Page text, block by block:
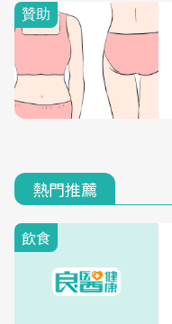
熱門推薦
飲食